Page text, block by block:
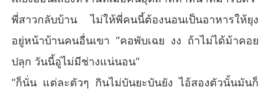
พี่สาวกลับบ้าน ไม่ให้พี่คนนี้ต้องนอนเป็นอาหารให้ยุง
อยู่หน้าบ้านคนอื่นเขา “คอพับเฉย งง ถ้าไม่ได้ม้าคอย
ปลุก วันนี้อู่ไม่มีช่างแน่นอน”
“ก็นั่น แต่ละตัวๆ กินไม่บันยะบันยัง ไอ้สองตัวนั้นมันก็